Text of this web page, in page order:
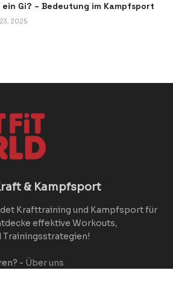
ein Gi? – Bedeutung im Kampfsport
2025
& Kampfsport
Krafttraining und Kampfsport für
effektive Workouts,
Trainingsstrategien!
- Über uns